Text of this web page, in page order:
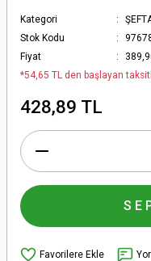
Kategori
Stok Kodu
Fiyat
*54,65 TL den başlayan
428,89 TL